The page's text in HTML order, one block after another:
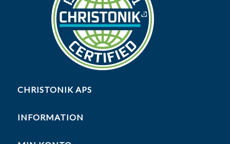
CHRISTONIK APS
INFORMATION